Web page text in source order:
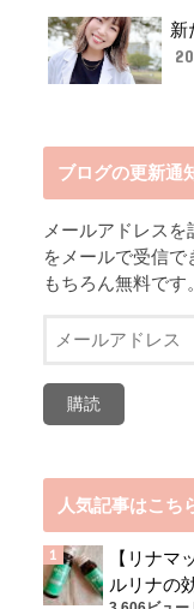
新
ブログの更新通
メールアドレス
をメールで受信で
もちろん無料です。
ル
ス
人気記事はこち
【リナマ
ルリナの